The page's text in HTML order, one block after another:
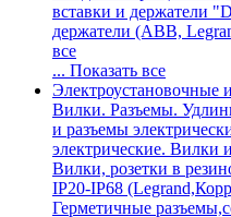
вставки и держатели
держатели (ABB,
все
... Показать все
Электроустановочные
Вилки. Разъемы.
и разъемы
электрические. Вилки
Вилки, розетки в
IP20-IP68
Герметичные